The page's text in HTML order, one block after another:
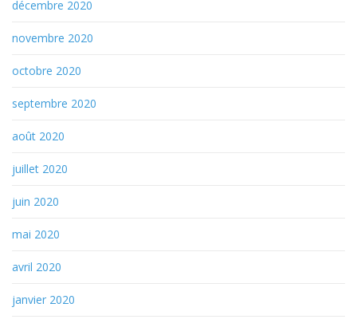
décembre 2020
novembre 2020
octobre 2020
septembre 2020
août 2020
juillet 2020
juin 2020
mai 2020
avril 2020
janvier 2020